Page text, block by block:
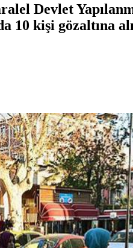
Devlet
10 kişi gözaltına